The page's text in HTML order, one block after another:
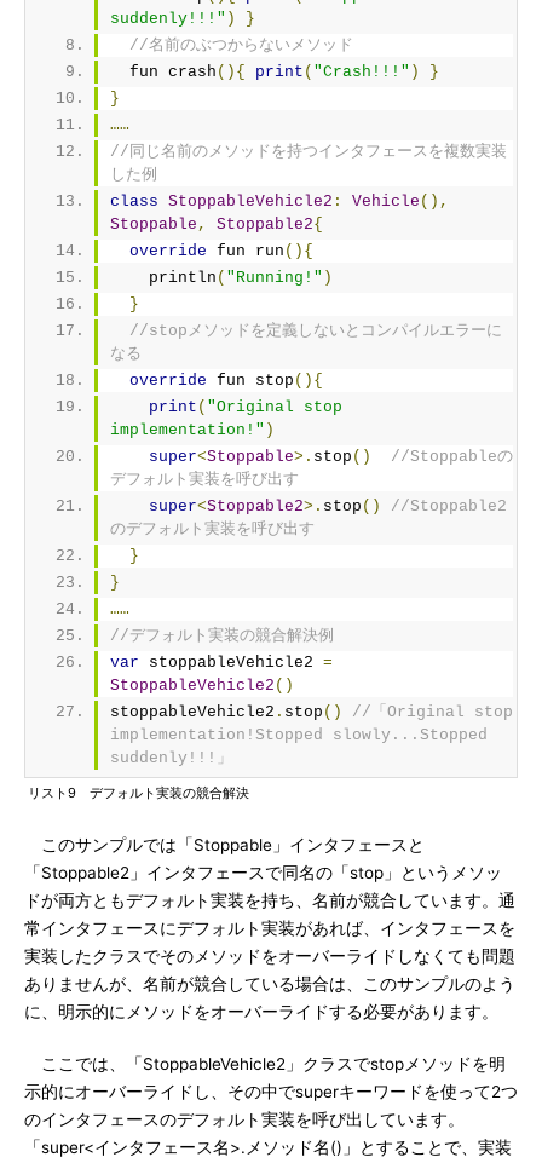
suddenly!!!" )
}
//名前のぶつからないメソッド
  fun crash
(){ print ( "Crash!!!" )
}
}
……
//同じ名前のメソッドを持つインタフェースを複数実装
した例
class StoppableVehicle2 : Vehicle (),
Stoppable , Stoppable2{
override fun run (){
    println
( "Running!" )
}
//stopメソッドを定義しないとコンパイルエラーに
なる
override fun stop (){
print ( "Original stop
implementation!" )
super<Stoppable>. stop ()
//Stoppableの
デフォルト実装を呼び出す
super<Stoppable2>. stop ()
//Stoppable2
のデフォルト実装を呼び出す
}
}
……
//デフォルト実装の競合解決例
var stoppableVehicle2 =
StoppableVehicle2 ()
stoppableVehicle2 . stop ()
//「Original stop
implementation!Stopped slowly...Stopped
suddenly!!!」
リスト9 デフォルト実装の競合解決
このサンプルでは「Stoppable」インタフェースと
「Stoppable2」インタフェースで同名の「stop」というメソッ
ドが両方ともデフォルト実装を持ち、名前が競合しています。通
常インタフェースにデフォルト実装があれば、インタフェースを
実装したクラスでそのメソッドをオーバーライドしなくても問題
ありませんが、名前が競合している場合は、このサンプルのよう
に、明示的にメソッドをオーバーライドする必要があります。
ここでは、「StoppableVehicle2」クラスでstopメソッドを明
示的にオーバーライドし、その中でsuperキーワードを使って2つ
のインタフェースのデフォルト実装を呼び出しています。
「super<インタフェース名>.メソッド名()」とすることで、実装